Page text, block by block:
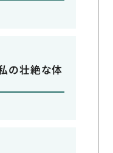
の壮絶な体